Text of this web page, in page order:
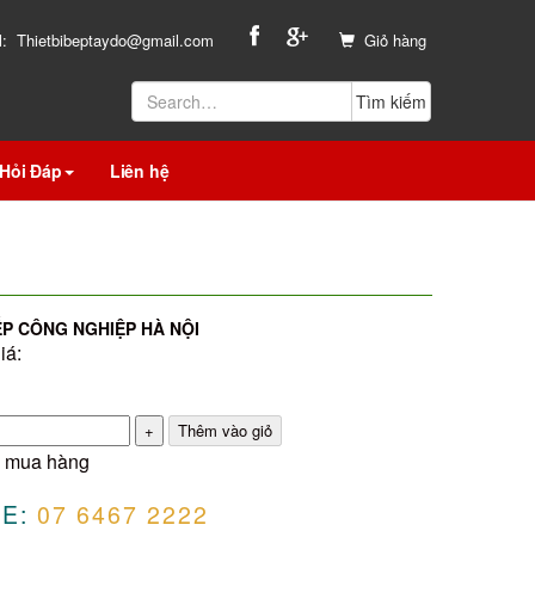
Thietbibeptaydo@gmail.com Giỏ hàng
Hỏi Đáp Liên hệ
CÔNG NGHIỆP HÀ NỘI
hàng
07 6467 2222